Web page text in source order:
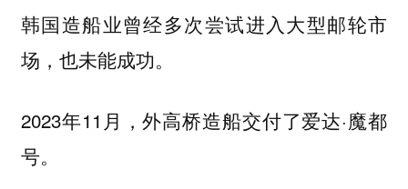
韩国造船业曾经多次尝试进入大型邮轮市
场，也未能成功。
2023年11月，外高桥造船交付了爱达·魔都
号。